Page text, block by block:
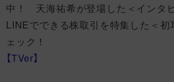
中！ 天海祐希が登場した＜インタ
LINEでできる株取引を特集した＜初
ェック！
【TVer】